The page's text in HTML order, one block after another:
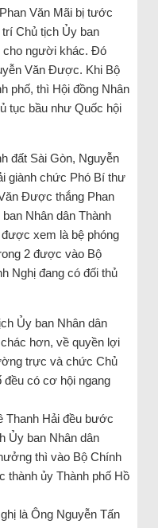
Văn Mãi bị tước
Chủ tịch Ủy ban
cho người khác. Đó
Văn Được. Khi Bộ
phố, thì Hội đồng Nhân
tục bầu như Quốc hội
đất Sài Gòn, Nguyễn
giành chức Phó Bí thư
Được thắng Phan
Nhân dân Thành
xem là bệ phóng
2 được vào Bộ
Nghị đang có đối thủ
Ủy ban Nhân dân
hơn, về quyền lợi
trực và chức Chủ
đều có cơ hội ngang
Thanh Hải đều bước
Ủy ban Nhân dân
thì vào Bộ Chính
ủy Thành phố Hồ
là Ông Nguyễn Tấn